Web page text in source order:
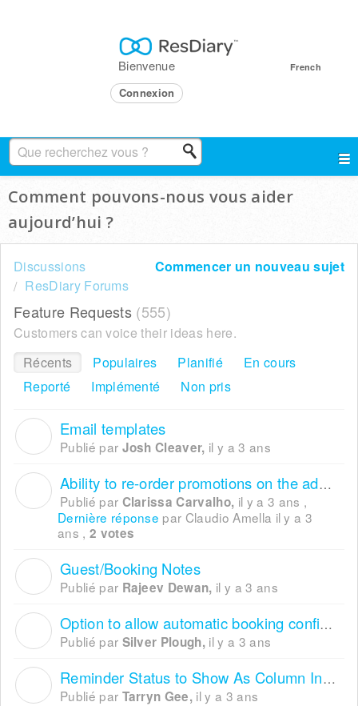
French
Bienvenue
Connexion
Comment pouvons-nous vous aider
aujourd’hui ?
Commencer un nouveau sujet
Discussions
ResDiary Forums
Feature Requests 555
Customers can voice their ideas here.
Récents
Populaires Planifié
En cours
Reporté
Implémenté Non pris
Email templates
Publié par Josh Cleaver, il y a 3 ans
Ability to re-order promotions on the advanced booking window
Publié par Clarissa Carvalho, il y a 3 ans ,
Dernière réponse par Claudio Amella il y a 3
ans , 2 votes
Guest/Booking Notes
Publié par Rajeev Dewan, il y a 3 ans
Option to allow automatic booking confirmations to go, if not done within 72 hours
Publié par Silver Plough, il y a 3 ans
Reminder Status to Show As Column In Running Order View
Publié par Tarryn Gee, il y a 3 ans